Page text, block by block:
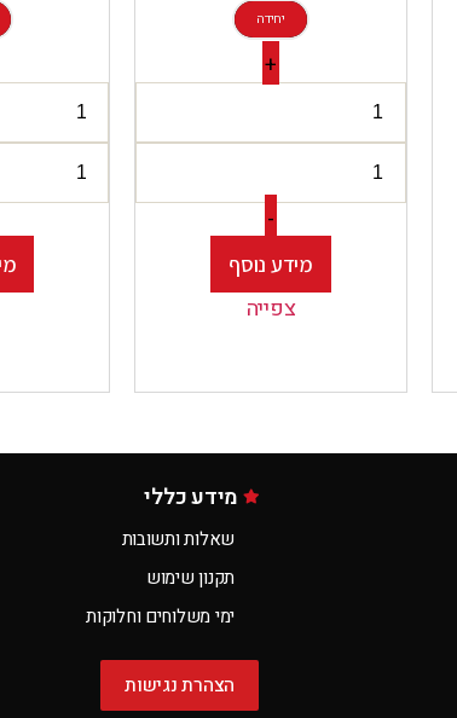
יחידה
+
-
מידע נוסף
צפייה
מידע כללי
שאלות ותשובות
תקנון שימוש
ימי משלוחים וחלוקות
הצהרת נגישות